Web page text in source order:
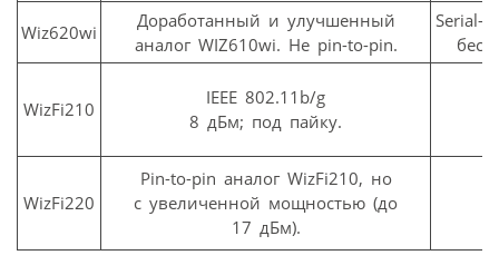
Wiz620wi
Доработанный и улучшенный
аналог WIZ610wi. Не pin-to-pin.
WizFi210
IEEE 802.11b/g
8 дБм; под пайку.
WizFi220
Pin-to-pin аналог WizFi210, но
с увеличенной мощностью (до
17 дБм).